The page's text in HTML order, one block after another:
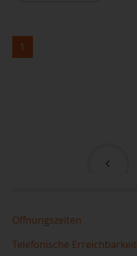
1
Öffnungszeiten
Zentralbibliothek im TIETZ
Telefonische Erreichbarkeit